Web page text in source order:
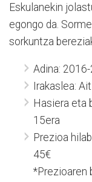
Eskulanekin
egongo da.
sorkuntza
Adina:
Irakaslea:
Hasiera eta
15era
Prezioa
45€
*Prezioaren